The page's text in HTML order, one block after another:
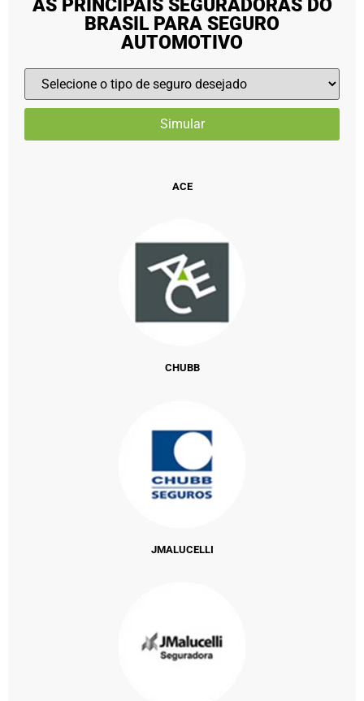
AS PRINCIPAIS SEGURADORAS DO
BRASIL PARA SEGURO
AUTOMOTIVO
ACE
CHUBB
JMALUCELLI